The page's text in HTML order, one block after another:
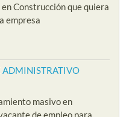
Construcción que quiera
empresa
ADMINISTRATIVO
masivo en
de empleo para